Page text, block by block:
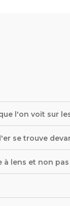
l'on voit sur
se trouve
lens et non